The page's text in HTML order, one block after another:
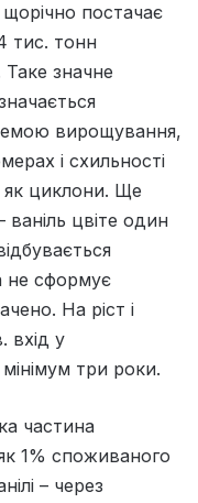
постачає
тис. тонн
Таке значне
вирощування,
і схильності
як циклони. Ще
цвіте один
не сформує
На ріст і
вхід у
три роки.
частина
1% споживаного
– через